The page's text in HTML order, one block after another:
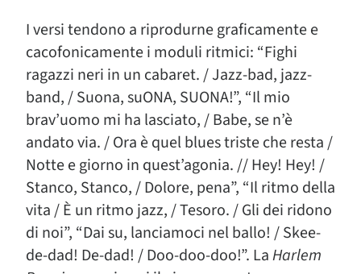
I versi tendono a riprodurne graficamente e
cacofonicamente i moduli ritmici: “Fighi
ragazzi neri in un cabaret. / Jazz-bad, jazz-
band, / Suona, suONA, SUONA!”, “Il mio
brav’uomo mi ha lasciato, / Babe, se n’è
andato via. / Ora è quel blues triste che resta /
Notte e giorno in quest’agonia. // Hey! Hey! /
Stanco, Stanco, / Dolore, pena”, “Il ritmo della
vita / È un ritmo jazz, / Tesoro. / Gli dei ridono
di noi”, “Dai su, lanciamoci nel ballo! / Skee-
de-dad! De-dad! / Doo-doo-doo!”. LaHarlem